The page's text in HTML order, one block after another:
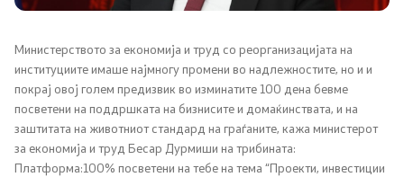
Министерства
СОЗР
Комисии
Министерството за економија и труд со реорганизацијата на
институциите имаше најмногу промени во надлежностите, но и и
покрај овој голем предизвик во изминатите 100 дена бевме
посветени на поддршката на бизнисите и домаќинствата, и на
заштитата на животниот стандард на граѓаните, кажа министерот
за економија и труд Бесар Дурмиши на трибината:
Платформа:100% посветени на тебе на тема “Проекти, инвестиции